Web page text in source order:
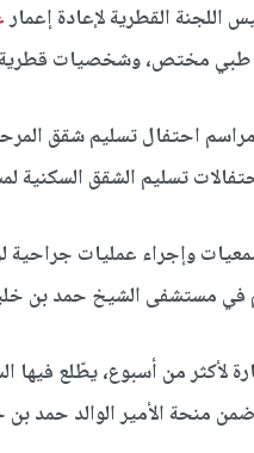
اللجنة القطرية لإعادة إعمار
طبي مختص، وشخصيات
احتفال تسليم شقق
تسليم الشقق السكنية
وإجراء عمليات جراحية
في مستشفى الشيخ حمد بن
لأكثر من أسبوع، يطّلع فيها